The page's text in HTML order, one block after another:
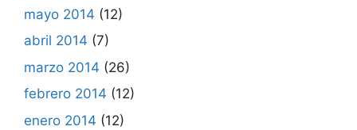
mayo 2014 (12)
abril 2014 (7)
marzo 2014 (26)
febrero 2014 (12)
enero 2014 (12)